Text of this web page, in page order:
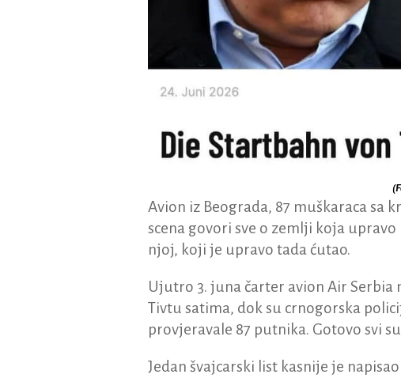
Avion iz Beograda, 87 muškaraca sa
scena govori sve o zemlji koja
njoj, koji je upravo tada ćutao.
Ujutro 3. juna čarter avion Air Serbia
Tivtu satima, dok su crnogorska
provjeravale 87 putnika. Gotovo svi
Jedan švajcarski list kasnije je